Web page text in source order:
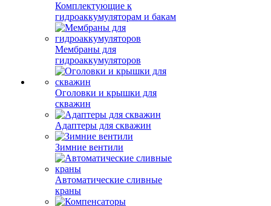
Комплектующие к
гидроаккумуляторам и бакам
Мембраны для
гидроаккумуляторов
Оголовки и крышки для
скважин
Адаптеры для скважин
Зимние вентили
Автоматические сливные
краны